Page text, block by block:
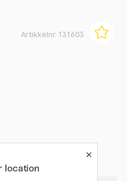
Artikkelnr: 131603
location